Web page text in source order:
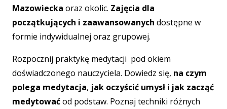
Mazowiecka oraz okolic. Zajęcia dla
początkujących i zaawansowanych dostępne w
formie indywidualnej oraz grupowej.
Rozpocznij praktykę medytacji pod okiem
doświadczonego nauczyciela. Dowiedz się, na czym
polega medytacja, jak oczyścić umysł i jak zacząć
medytowaćod podstaw. Poznaj techniki różnych